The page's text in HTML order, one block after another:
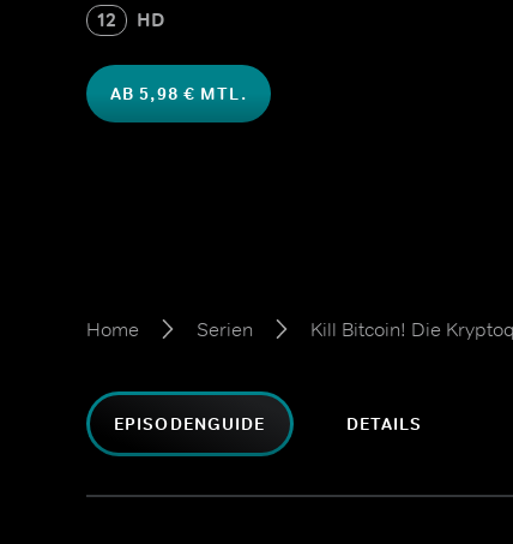
12 HD
AB 5,98 € MTL.
Home Serien Kill Bitcoin! Die
EPISODENGUIDE DETAILS